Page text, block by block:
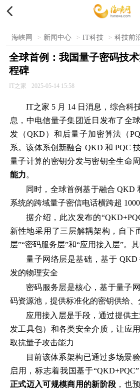

海峡网 > 新闻中心 > IT科技 > 科技前
全球首例：我国量子密码技
程碑
IT之家 2025-05-14 15:58
IT之家 5 月 14 日消息，综合科
息，中电信量子集团近日发布了全
发（QKD）和后量子加密算法（
系。该体系创新融合 QKD 和 PQC
量子计算的密钥分发与密钥全生命周
能力。
同时，全球首例基于融合 QKD
系统的跨域量子密信电话横跨超
据介绍，此次发布的
新性地采用了三层解耦架构，自下
层”“密码服务层”和“应用接入层”。其
量子网络层是基础，基于
发的物理安全
密码服务层是核心，基于量子
码资源池，提供标准化的密钥供给
应用接入层是手段，通过提供
发工具包）和各类安全介质，让应
取抗量子攻击能力
目前该体系架构已通过多场景
启用，标志着我国基于
正式迈入可规模商用的新阶段 ，也